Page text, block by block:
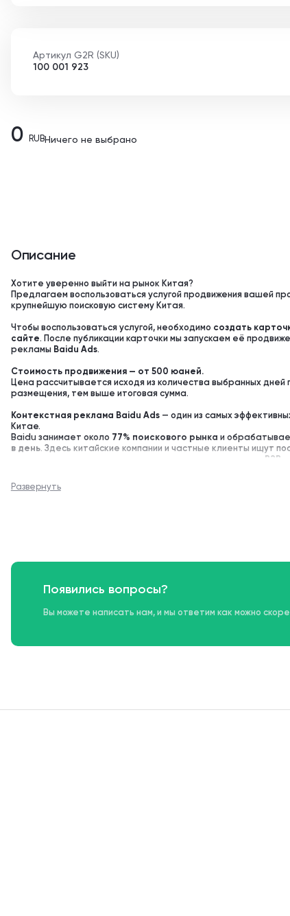
Артикул G2R (SKU)
100 001 923
0 RUBНичего не выбрано
Описание
Хотите уверенно выйти на рынок Китая?
Предлагаем воспользоваться услугой продвижения вашей
крупнейшую поисковую систему Китая.
Чтобы воспользоваться услугой, необходимо создать
сайте. После публикации карточки мы запускаем её
рекламы Baidu Ads.
Стоимость продвижения — от 500 юаней.
Цена рассчитывается исходя из количества выбранных
размещения, тем выше итоговая сумма.
Контекстная реклама Baidu Ads— один из самых
Китае.
Baidu занимает около 77% поискового рынка и
в день. Здесь китайские компании и частные клиенты ищут
B2B
Настройка и оптимизация рекламных кампаний выполняется
Развернуть
Появились вопросы?
Вы можете написать нам, и мы ответим как можно